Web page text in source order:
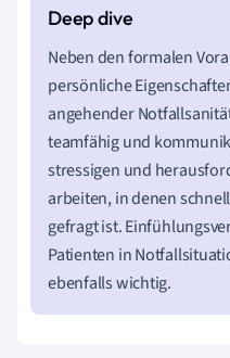
Neben den formalen
persönliche
angehender
teamfähig und
stressigen und
arbeiten, in denen
gefragt ist.
Patienten in
ebenfalls wichtig.